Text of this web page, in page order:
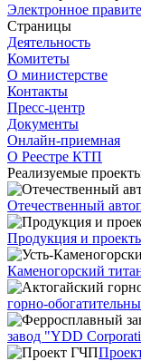
Электронное
Страницы
Деятельность
Комитеты
О министерстве
Контакты
Пресс-центр
Документы
Онлайн-приемная
О Реестре КТП
Реализуемые
Отечественный
Продукция и
Каменогорский
горно-
завод "YDD